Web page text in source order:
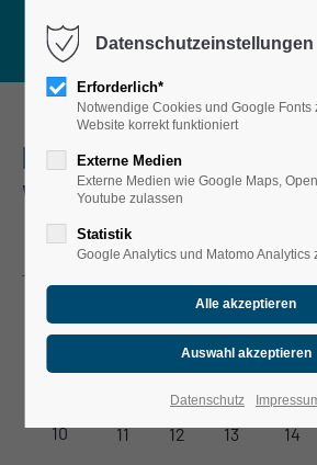
MOTORBOOTRUNDFAHRT
VENEDIG TOUR
AUGUST 2026
TH FR
5
10 11 12 13 14
Datenschutzeinstellungen
Erforderlich*
Notwendige Cookies und Google Fonts
Website korrekt funktioniert
Externe Medien
Externe Medien wie Google Maps,
Youtube zulassen
Statistik
Google Analytics und Matomo Analytics
Datenschutz
Motorboot
Öffentliche Motorbootrundfahrten
Exklusive Motorbootrundfahrten
Fahrplan für Kanalrundfahrten
Winterliche Glühweinfahrt
Verleih
Über Uns